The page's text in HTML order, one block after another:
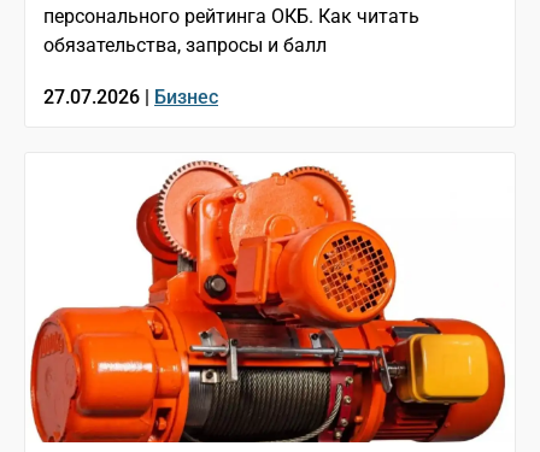
персонального рейтинга ОКБ. Как читать
обязательства, запросы и балл
27.07.2026 | Бизнес